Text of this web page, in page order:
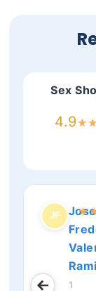
Sex
4.9★★
1
★